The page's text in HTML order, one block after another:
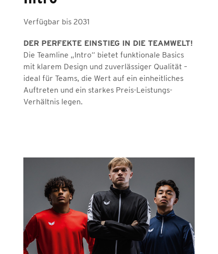
Verfügbar bis 2031
DER PERFEKTE EINSTIEG IN DIE TEAMWELT!
Die Teamline „Intro“ bietet funktionale Basics
mit klarem Design und zuverlässiger Qualität –
ideal für Teams, die Wert auf ein einheitliches
Auftreten und ein starkes Preis-Leistungs-
Verhältnis legen.